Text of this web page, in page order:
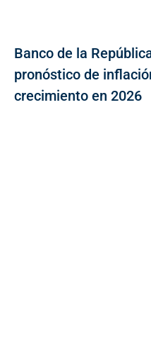
Banco de la
pronóstico de
crecimiento en 2026